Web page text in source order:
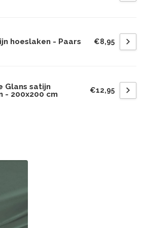
hoeslaken - Paars €8,95
Glans satijn
- 200x200 cm
€12,95